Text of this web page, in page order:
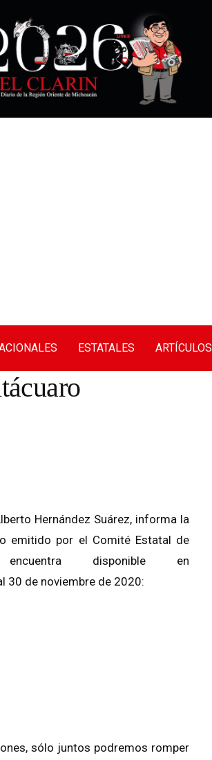
ESTATALES ARTÍCULOS
Hernández Suárez, informa la
emitido por el Comité Estatal de
disponible en
30 de noviembre de 2020:
sólo juntos podremos romper